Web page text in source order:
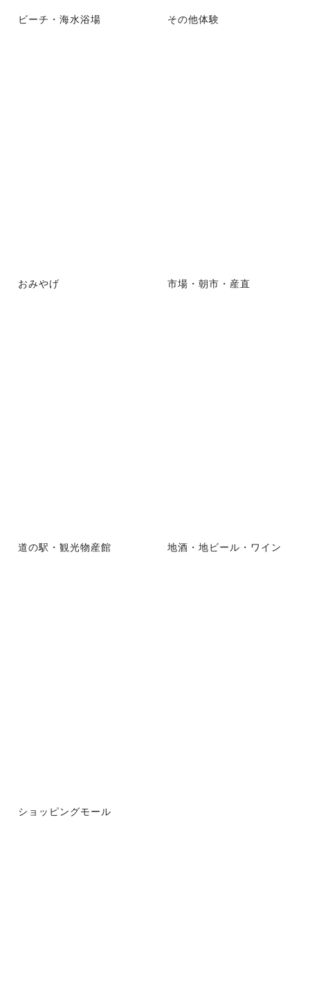
ビーチ・海水浴場 その他体験
おみやげ 市場・朝市・産直
道の駅・観光物産館 地酒・地ビール・ワイン
ショッピングモール